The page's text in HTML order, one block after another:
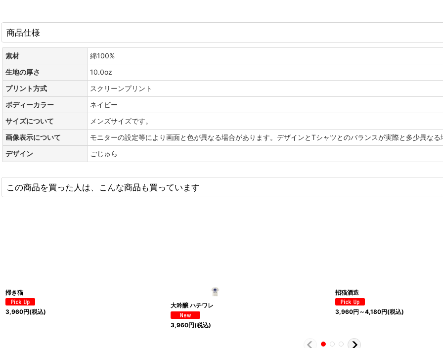
商品仕様
素材
綿100%
生地の厚さ
10.0oz
プリント方式
スクリーンプリント
ボディーカラー
ネイビー
サイズについて
メンズサイズです。
画像表示について
モニターの設定等により画面と色が異なる場合があります。デザインとTシャツとのバランスが実際と多少異なる
デザイン
ごじゅら
この商品を買った人は、こんな商品も買っています
掃き猫
3,960円(税込)
大吟醸 ハチワレ
3,960円(税込)
招猫酒造
3,960円 ～4,180円(税込)